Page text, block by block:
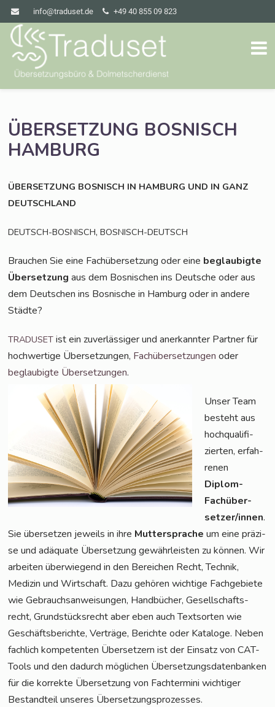
info@traduset.de +49 40 855 09 823
ÜBERSETZUNG BOSNISCH
HAMBURG
ÜBERSETZUNG BOSNISCH IN HAMBURG UND IN GANZ
DEUTSCHLAND
DEUTSCH-BOSNISCH,BOSNISCH-DEUTSCH
Brau­chen Sie eine Fach­über­set­zung oder eine beglau­big­te
Über­set­zung aus dem Bos­ni­schen ins Deut­sche oder aus
dem Deut­schen ins Bos­ni­sche in Ham­burg oder in ande­re
Städte?
TRADUSET ist ein zuver­läs­si­ger und aner­kann­ter Part­ner für
hoch­wer­ti­ge Über­set­zun­gen, Fach­über­set­zun­gen oder
beglau­big­te Über­set­zun­gen.
Unser Team
besteht aus
hoch­qua­li­fi­
zier­ten, erfah­
re­nen
Diplom-
Fach­über­
set­zer/in­nen.
Sie über­set­zen jeweils in ihre Mut­ter­spra­che um eine prä­zi­
se und adäqua­te Über­set­zung gewähr­leis­ten zu kön­nen. Wir
arbei­ten über­wie­gend in den Berei­chen Recht, Tech­nik,
Medi­zin und Wirt­schaft. Dazu gehö­ren wich­ti­ge Fach­ge­bie­te
wie Gebrauchs­an­wei­sun­gen, Hand­bü­cher, Gesell­schafts­
recht, Grund­stücks­recht aber eben auch Text­sor­ten wie
Geschäfts­be­rich­te, Ver­trä­ge, Berich­te oder Kata­lo­ge. Neben
fach­lich kom­pe­ten­ten Über­set­zern ist der Ein­satz von CAT-
Tools und den dadurch mög­li­chen Über­set­zungs­da­ten­ban­ken
für die kor­rek­te Über­set­zung von Fach­ter­mi­ni wich­ti­ger
Bestand­teil unse­res Übersetzungsprozesses.